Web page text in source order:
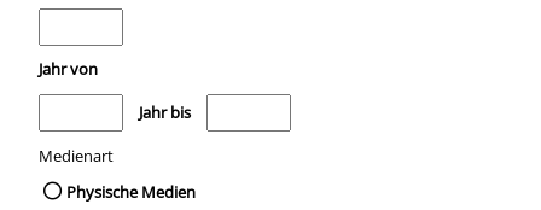
Jahr von
Medien anzeigen, die nach dem Jahr veröffentlicht wurden
Jahr bis
Medienart
Physische Medien